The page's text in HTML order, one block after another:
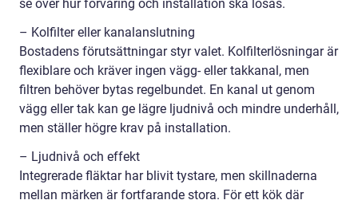
se över hur förvaring och installation ska lösas.
– Kolfilter eller kanalanslutning
Bostadens förutsättningar styr valet. Kolfilterlösningar är
flexiblare och kräver ingen vägg- eller takkanal, men
filtren behöver bytas regelbundet. En kanal ut genom
vägg eller tak kan ge lägre ljudnivå och mindre underhåll,
men ställer högre krav på installation.
– Ljudnivå och effekt
Integrerade fläktar har blivit tystare, men skillnaderna
mellan märken är fortfarande stora. För ett kök där